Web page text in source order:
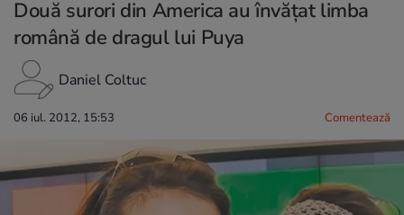
Două surori din America au învăţat limba
română de dragul lui Puya
Daniel Coltuc
06 iul. 2012, 15:53 Comentează